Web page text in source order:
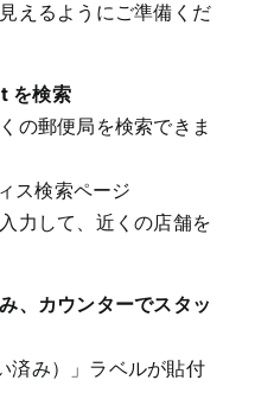
見えるようにご準備くだ
を検索
の郵便局を検索できま
ス検索ページ
力して、近くの店舗を
、カウンターでスタッ
済み）」ラベルが貼付